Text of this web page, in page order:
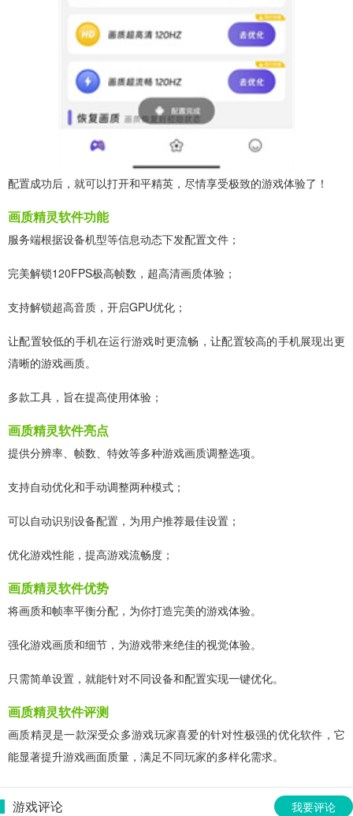
配置成功后，就可以打开和平精英，尽情享受极致的游戏体验了！
画质精灵软件功能
服务端根据设备机型等信息动态下发配置文件；
完美解锁120FPS极高帧数，超高清画质体验；
支持解锁超高音质，开启GPU优化；
让配置较低的手机在运行游戏时更流畅，让配置较高的手机展现出更
清晰的游戏画质。
多款工具，旨在提高使用体验；
画质精灵软件亮点
提供分辨率、帧数、特效等多种游戏画质调整选项。
支持自动优化和手动调整两种模式；
可以自动识别设备配置，为用户推荐最佳设置；
优化游戏性能，提高游戏流畅度；
画质精灵软件优势
将画质和帧率平衡分配，为你打造完美的游戏体验。
强化游戏画质和细节，为游戏带来绝佳的视觉体验。
只需简单设置，就能针对不同设备和配置实现一键优化。
画质精灵软件评测
画质精灵是一款深受众多游戏玩家喜爱的针对性极强的优化软件，它
能显著提升游戏画面质量，满足不同玩家的多样化需求。
游戏评论 我要评论